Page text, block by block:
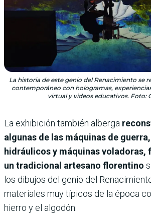
La historia de este genio del Renacimiento se
contemporáneo con hologramas,
virtual y videos educativos. Foto:
La exhibición también alberga
algunas de las máquinas de
hidráulicos y máquinas voladoras,
un tradicional artesano florentino
los dibujos del genio del
materiales muy típicos de la época
hierro y el algodón.